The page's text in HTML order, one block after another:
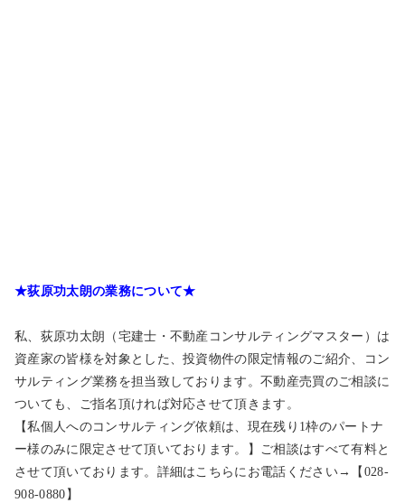
★荻原功太朗の業務について★
私、荻原功太朗（宅建士・不動産コンサルティングマスター）は
資産家の皆様を対象とした、投資物件の限定情報のご紹介、コン
サルティング業務を担当致しております。不動産売買のご相談に
ついても、ご指名頂ければ対応させて頂きます。
【私個人へのコンサルティング依頼は、現在残り1枠のパートナ
ー様のみに限定させて頂いております。】ご相談はすべて有料と
させて頂いております。詳細はこちらにお電話ください→【028-
908-0880】